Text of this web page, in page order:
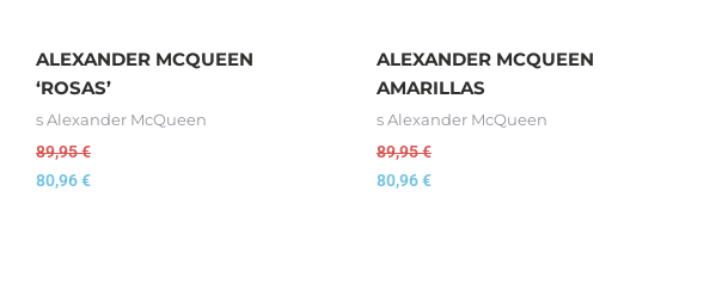
ALEXANDER MCQUEEN
‘ROSAS’
s Alexander McQueen
89,95€
80,96€
ALEXANDER MCQUEEN
AMARILLAS
s Alexander McQueen
89,95€
80,96€